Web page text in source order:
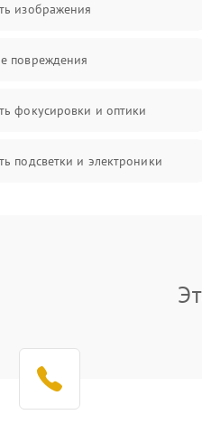
изображения
повреждения
фокусировки и оптики
подсветки и электроники